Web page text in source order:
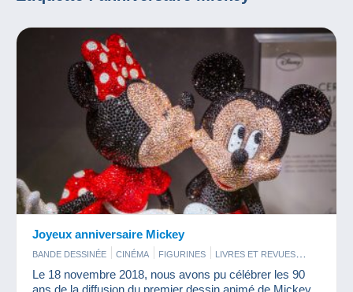
Joyeux anniversaire Mickey
BANDE DESSINÉE CINÉMA FIGURINES
LIVRES ET REVUES
MONNAIES & BILLETS
Le 18 novembre 2018, nous avons pu célébrer les 90